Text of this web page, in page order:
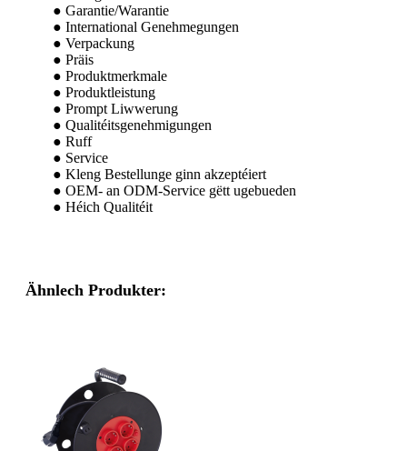
● Garantie/Warantie
● International Genehmegungen
● Verpackung
● Präis
● Produktmerkmale
● Produktleistung
● Prompt Liwwerung
● Qualitéitsgenehmigungen
● Ruff
● Service
● Kleng Bestellunge ginn akzeptéiert
● OEM- an ODM-Service gëtt ugebueden
● Héich Qualitéit
Ähnlech Produkter: